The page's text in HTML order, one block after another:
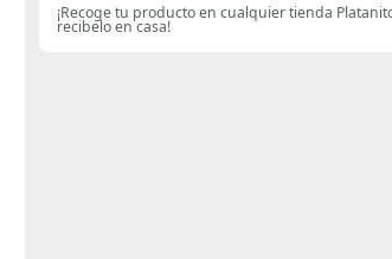
¡Recoge tu producto en cualquier tienda
recibelo en casa!